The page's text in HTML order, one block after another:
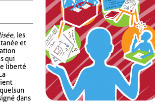
, les
et
qui
liberté
un
dans